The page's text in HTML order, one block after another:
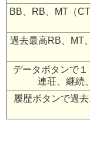
BB、RB、MT（
過去最高RB、MT
データボタンで
連荘、継続
履歴ボタンで過